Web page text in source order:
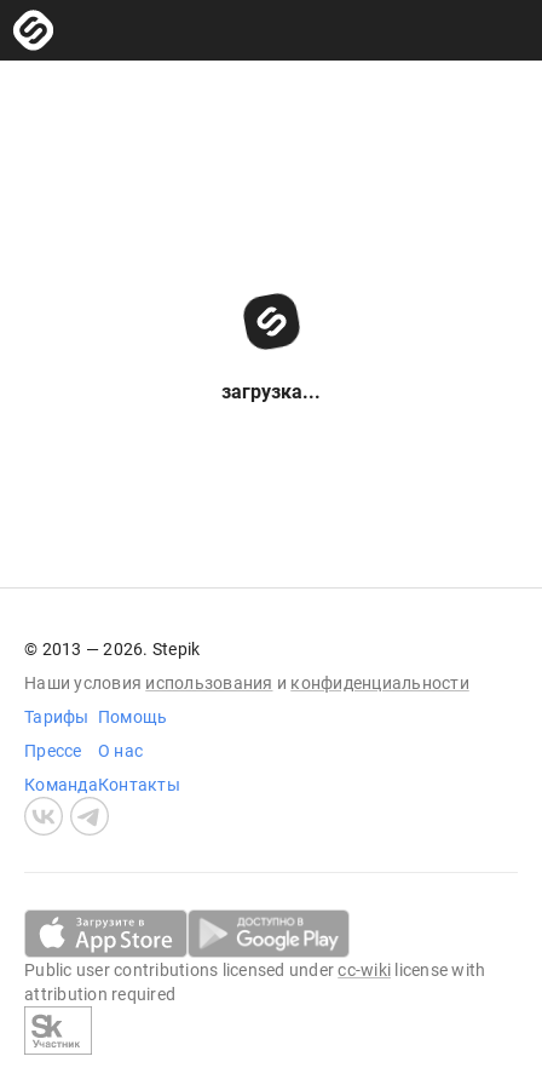
загрузка...
© 2013 — 2026. Stepik
Наши условия использования и конфиденциальности
Тарифы
Прессе
Команда
Помощь
О нас
Контакты
Public user contributions licensed undercc-wiki license with
attribution required